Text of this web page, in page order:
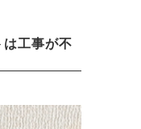
工事が不